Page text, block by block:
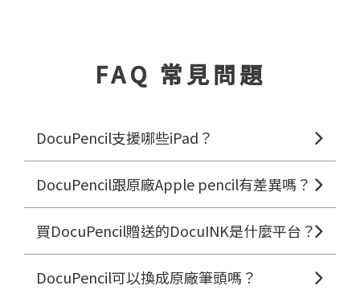
FAQ 常見問題
DocuPencil支援哪些iPad？
DocuPencil跟原廠Apple pencil有差異嗎？
買DocuPencil贈送的DocuINK是什麼平台？
DocuPencil可以換成原廠筆頭嗎？